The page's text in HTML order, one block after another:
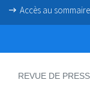
Accès au sommaire
REVUE DE